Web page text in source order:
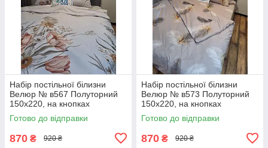
Набір постільної білизни
Велюр № в567 Полуторний
150х220, на кнопках
Готово до відправки
870 ₴ 920 ₴
Набір постільної білизни
Велюр № в573 Полуторний
150х220, на кнопках
Готово до відправки
870 ₴ 920 ₴